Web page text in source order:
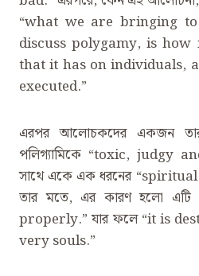
‍“what we are bringing
discuss polygamy, is
that it has on individuals,
executed.”
এরপর আলোচকদের একজন তার
পলিগ্যামিকে ‍“toxic, judgy
সাথে একে এক ধরনের ‍“spiritual
তার মতে, এর কারণ হলো
properly.” যার ফলে ‍“it is
very souls.”